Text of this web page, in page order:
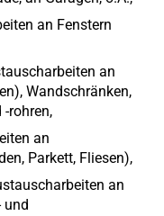
an Fenstern
an
Wandschränken,
-rohren,
an
Parkett, Fliesen),
an
und